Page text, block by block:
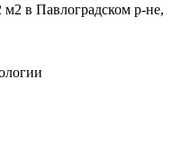
в Павлоградском р-не,